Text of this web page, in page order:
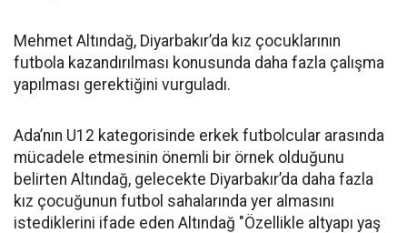
Mehmet Altındağ, Diyarbakır’da kız çocuklarının
futbola kazandırılması konusunda daha fazla çalışma
yapılması gerektiğini vurguladı.
Ada’nın U12 kategorisinde erkek futbolcular arasında
mücadele etmesinin önemli bir örnek olduğunu
belirten Altındağ, gelecekte Diyarbakır’da daha fazla
kız çocuğunun futbol sahalarında yer almasını
istediklerini ifade eden Altındağ "Özellikle altyapı yaş